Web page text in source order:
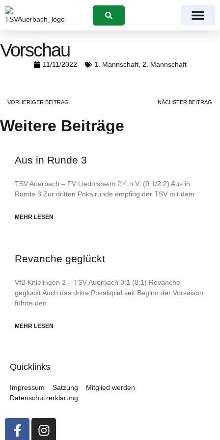
Suchen
Vorschau
11/11/2022 1. Mannschaft 2. Mannschaft
VORHERIGER BEITRAG NÄCHSTER BEITRAG
Weitere Beiträge
Aus in Runde 3
TSV Auerbach – FV Liedolsheim 2:4 n.V. (0:1/2:2) Aus in
Runde 3 Zur dritten Pokalrunde empfing der TSV mit dem
MEHR LESEN
Revanche geglückt
VfB Knielingen 2 – TSV Auerbach 0:1 (0:1) Revanche
geglückt Auch das dritte Pokalspiel seit Beginn der Vorsaison
führte den
MEHR LESEN
Quicklinks
Impressum Satzung
Mitglied werden
Datenschutzerklärung